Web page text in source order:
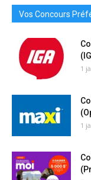
Vos Concours
1
1